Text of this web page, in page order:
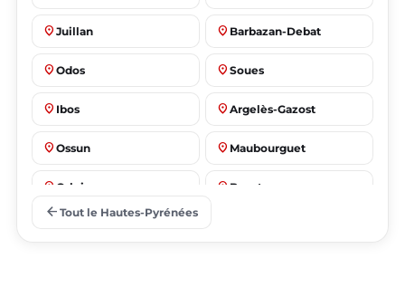
place Juillan place Barbazan-Debat
place Odos place Soues
place Ibos place Argelès-Gazost
place Ossun place Maubourguet
place Orleix place Bazet
arrow_back Tout le Hautes-Pyrénées